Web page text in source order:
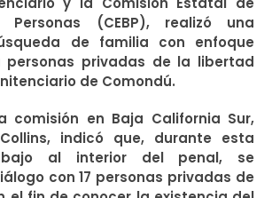
Personas (CEBP), realizó una
de familia con enfoque
personas privadas de la libertad
de Comondú.
comisión en Baja California Sur,
indicó que, durante esta
al interior del penal, se
con 17 personas privadas de